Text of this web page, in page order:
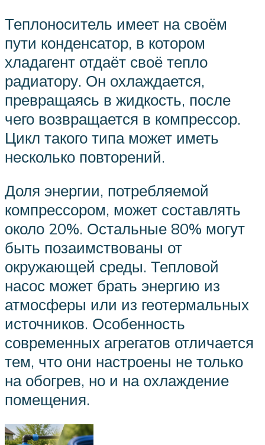
Теплоноситель имеет на своём
пути конденсатор, в котором
хладагент отдаёт своё тепло
радиатору. Он охлаждается,
превращаясь в жидкость, после
чего возвращается в компрессор.
Цикл такого типа может иметь
несколько повторений.
Доля энергии, потребляемой
компрессором, может составлять
около 20%. Остальные 80% могут
быть позаимствованы от
окружающей среды. Тепловой
насос может брать энергию из
атмосферы или из геотермальных
источников. Особенность
современных агрегатов отличается
тем, что они настроены не только
на обогрев, но и на охлаждение
помещения.